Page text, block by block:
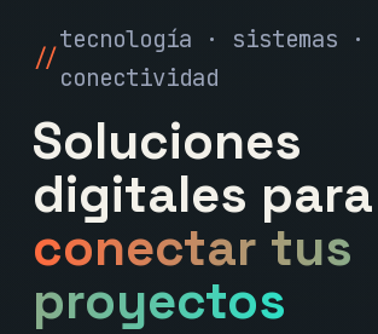
tecnología · sistemas ·
conectividad
Soluciones
digitales para
conectar tus
proyectos